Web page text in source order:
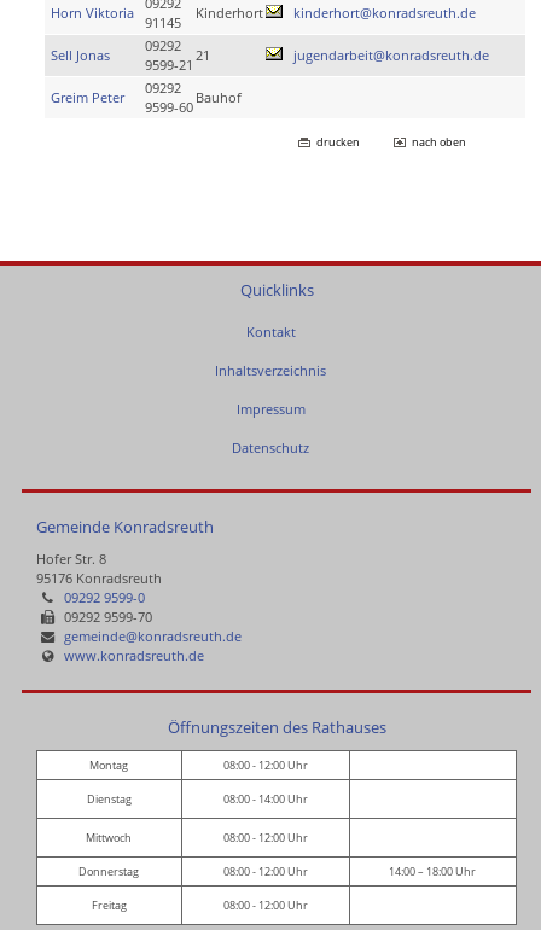
Horn Viktoria
91145
Kinderhort kinderhort@konradsreuth.de
Sell Jonas
09292
9599-21
21 jugendarbeit@konradsreuth.de
Greim Peter
09292
9599-60
Bauhof
drucken nach oben
Quicklinks
Kontakt
Inhaltsverzeichnis
Impressum
Datenschutz
Gemeinde Konradsreuth
Hofer Str. 8
95176 Konradsreuth
09292 9599-0
09292 9599-70
gemeinde@konradsreuth.de
www.konradsreuth.de
Öffnungszeiten des Rathauses
Montag 08:00 - 12:00 Uhr
Dienstag 08:00 - 14:00 Uhr
Mittwoch 08:00 - 12:00 Uhr
Donnerstag 08:00 - 12:00 Uhr 14:00 – 18:00 Uhr
Freitag 08:00 - 12:00 Uhr